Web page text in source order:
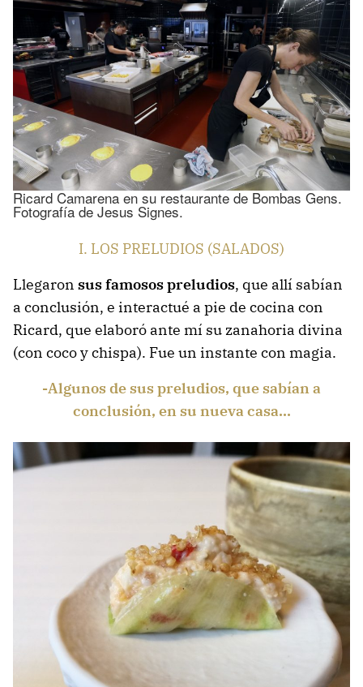
Ricard Camarena en su restaurante de Bombas Gens.
Fotografía de Jesus Signes.
I. LOS PRELUDIOS (SALADOS)
Llegaron sus famosos preludios, que allí sabían
a conclusión, e interactué a pie de cocina con
Ricard, que elaboró ante mí su zanahoria divina
(con coco y chispa). Fue un instante con magia.
-Algunos de sus preludios, que sabían a
conclusión, en su nueva casa…